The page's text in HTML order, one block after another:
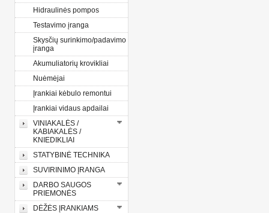
Hidraulinės pompos
Testavimo įranga
Skysčių surinkimo/padavimo
įranga
Akumuliatorių krovikliai
Nuėmėjai
Įrankiai kėbulo remontui
Įrankiai vidaus apdailai
VINIAKALĖS /
KABIAKALĖS /
KNIEDIKLIAI
STATYBINĖ TECHNIKA
SUVIRINIMO ĮRANGA
DARBO SAUGOS
PRIEMONĖS
DĖŽĖS ĮRANKIAMS